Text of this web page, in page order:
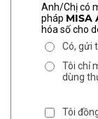
Anh/Chị có
pháp MISA
hóa số cho
Có, gửi
Tôi chỉ
dùng
Tôi